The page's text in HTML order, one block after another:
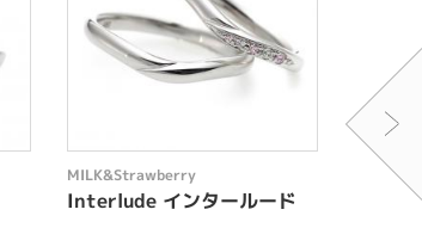
MILK&Strawberry
Interlude インタールード